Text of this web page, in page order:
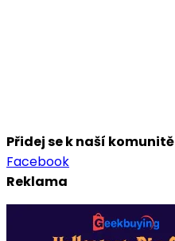
Přidej se k naší komunitě
Facebook
Reklama